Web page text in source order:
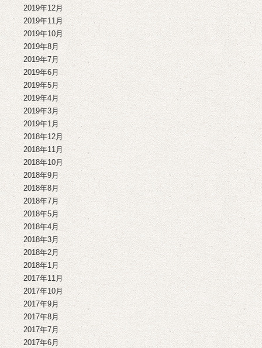
2019年12月
2019年11月
2019年10月
2019年8月
2019年7月
2019年6月
2019年5月
2019年4月
2019年3月
2019年1月
2018年12月
2018年11月
2018年10月
2018年9月
2018年8月
2018年7月
2018年5月
2018年4月
2018年3月
2018年2月
2018年1月
2017年11月
2017年10月
2017年9月
2017年8月
2017年7月
2017年6月